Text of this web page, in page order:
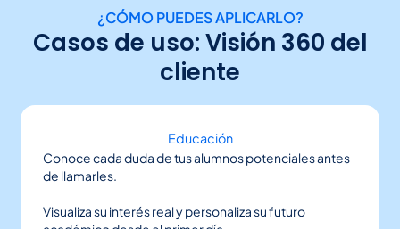
¿CÓMO PUEDES APLICARLO?
Casos de uso: Visión 360 del
cliente
Educación
Conoce cada duda de tus alumnos potenciales antes
de llamarles.
Visualiza su interés real y personaliza su futuro